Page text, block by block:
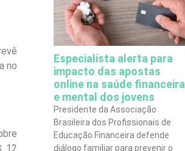
no
12
Especialista alerta para
impacto das apostas
online na saúde financeira
e mental dos jovens
Presidente da Associação
Brasileira dos Profissionais de
Educação Financeira defende
diálogo familiar para prevenir o